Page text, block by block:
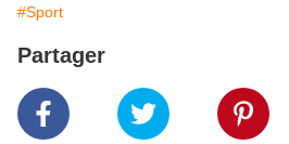
#Sport
Partager